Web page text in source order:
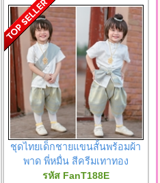
ชุดไทยเด็กชายแขนสั้นพร้อมผ้า
พาด พี่หมื่น สีครีมเทาทอง
รหัส FanT188E